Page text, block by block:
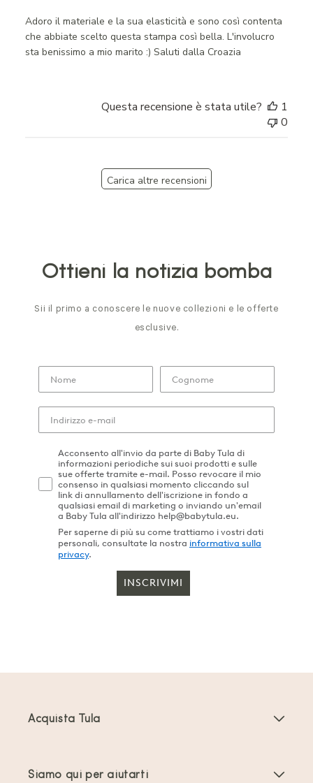
Adoro il materiale e la sua elasticità e sono così contenta
che abbiate scelto questa stampa così bella. L'involucro
sta benissimo a mio marito :) Saluti dalla Croazia
Questa recensione è stata utile?
1
0
Carica altre recensioni
Ottieni la notizia bomba
Sii il primo a conoscere le nuove collezioni e le offerte
esclusive.
Acconsento all'invio da parte di Baby Tula di
informazioni periodiche sui suoi prodotti e sulle
sue offerte tramite e-mail. Posso revocare il mio
consenso in qualsiasi momento cliccando sul
link di annullamento dell'iscrizione in fondo a
qualsiasi email di marketing o inviando un'email
a Baby Tula all'indirizzo help@babytula.eu.
Per saperne di più su come trattiamo i vostri dati
personali, consultate la nostra informativa sulla
privacy.
INSCRIVIMI
Acquista Tula
Siamo qui per aiutarti